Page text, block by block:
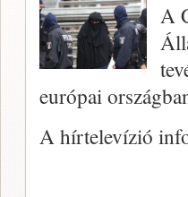
A
európai
A hírtelevízió